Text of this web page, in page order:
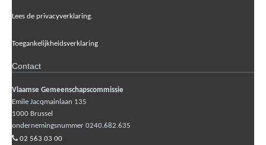
Lees de privacyverklaring.
Toegankelijkheidsverklaring
Contact
Vlaamse Gemeenschapscommissie
Emile Jacqmainlaan 135
1000 Brussel
ondernemingsnummer 0240.682.635
02 563 03 00